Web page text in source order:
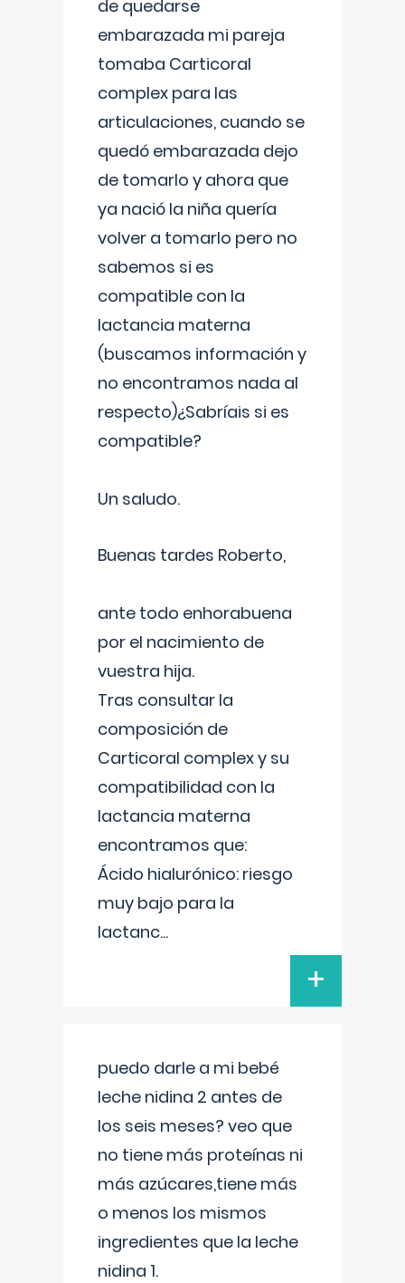
de quedarse
embarazada mi pareja
tomaba Carticoral
complex para las
articulaciones, cuando se
quedó embarazada dejo
de tomarlo y ahora que
ya nació la niña quería
volver a tomarlo pero no
sabemos si es
compatible con la
lactancia materna
(buscamos información y
no encontramos nada al
respecto)¿Sabríais si es
compatible?
Un saludo.
Buenas tardes Roberto,
ante todo enhorabuena
por el nacimiento de
vuestra hija.
Tras consultar la
composición de
Carticoral complex y su
compatibilidad con la
lactancia materna
encontramos que:
Ácido hialurónico: riesgo
muy bajo para la
lactanc...
+
puedo darle a mi bebé
leche nidina 2 antes de
los seis meses? veo que
no tiene más proteínas ni
más azúcares,tiene más
o menos los mismos
ingredientes que la leche
nidina 1.